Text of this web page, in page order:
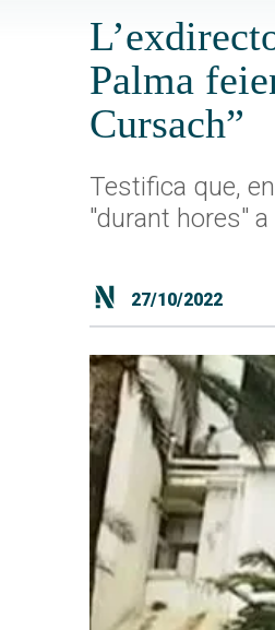
Palma
Cursach”
Testifica que,
"durant hores"
27/10/2022